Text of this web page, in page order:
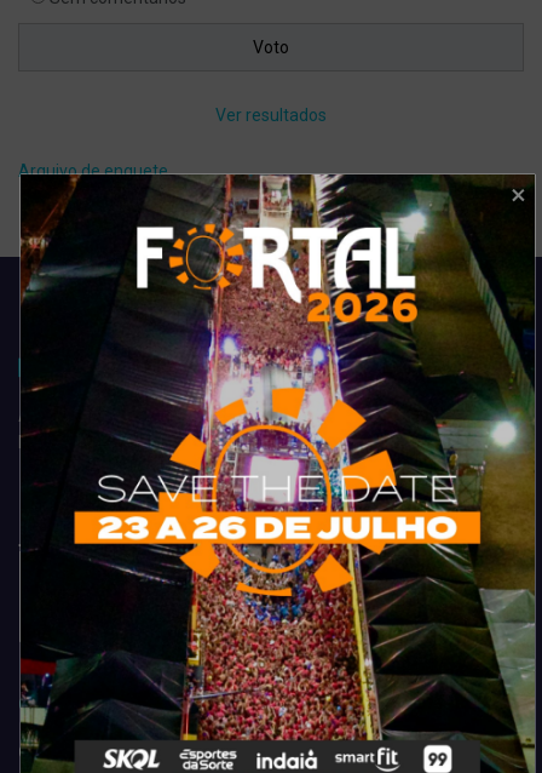
Ver resultados
Arquivo de enquete
Acompanhe todas as novidades do entretenimento na região de
Fortaleza. Dicas, promoções, coberturas exclusivas e muito mais.
Categorias
Camarote Vip Junino
Marketing E Negócios